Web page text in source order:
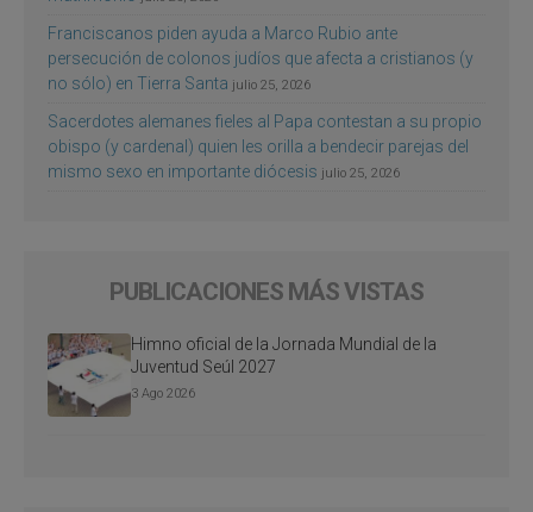
Franciscanos piden ayuda a Marco Rubio ante
persecución de colonos judíos que afecta a cristianos (y
no sólo) en Tierra Santa julio 25, 2026
Sacerdotes alemanes fieles al Papa contestan a su propio
obispo (y cardenal) quien les orilla a bendecir parejas del
mismo sexo en importante diócesis julio 25, 2026
PUBLICACIONES MÁS VISTAS
Himno oficial de la Jornada Mundial de la
Juventud Seúl 2027
3 Ago 2026